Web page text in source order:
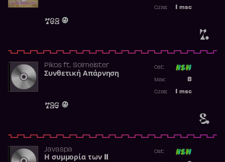
7.
762
msc
Czas:
8.
Pikosft. Solmeister
Συνθετική Απάρνηση
726
Ost:
8
Max:
msc
Czas:
Javaspa
Η συμμορία των 11
Ost: